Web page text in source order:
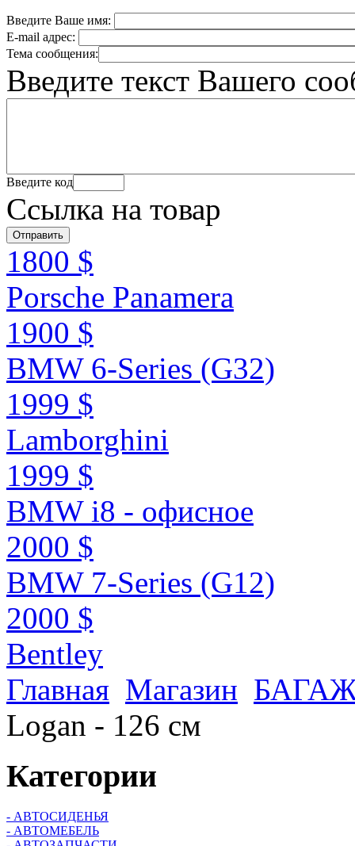
Введите Ваше имя:
E-mail адрес:
Тема сообщения:
Введите текст Вашего
Введите код
Ссылка на товар
1800 $
Porsche Panamera
1900 $
BMW 6-Series (G32)
1999 $
Lamborghini
1999 $
BMW i8 - офисное
2000 $
BMW 7-Series (G12)
2000 $
Bentley
Главная Магазин
Logan - 126 см
Категории
- АВТОСИДЕНЬЯ
- АВТОМЕБЕЛЬ